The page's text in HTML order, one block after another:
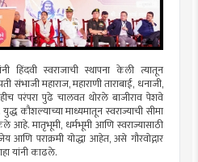
हिंदवी स्वराजाची स्थापना केली त्यातून
संभाजी महाराज, महाराणी ताराबाई, धनाजी,
परंपरा पुढे चालवत थोरले बाजीराव पेशवे
कौशल्याच्या माध्यमातून स्वराज्याची सीमा
आहे. मातृभूमी, धर्मभूमी आणि स्वराज्यासाठी
पराक्रमी योद्धा आहेत, असे गौरवोद्गार
यांनी काढले.